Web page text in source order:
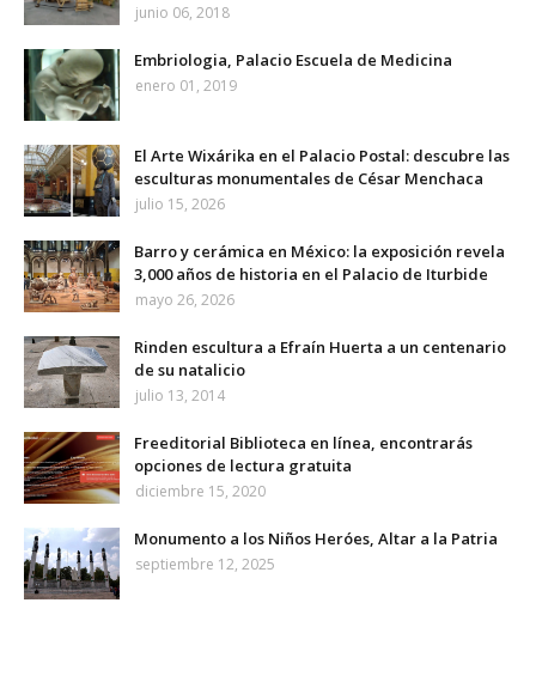
junio 06, 2018
Embriologia, Palacio Escuela de Medicina
enero 01, 2019
El Arte Wixárika en el Palacio Postal: descubre las
esculturas monumentales de César Menchaca
julio 15, 2026
Barro y cerámica en México: la exposición revela
3,000 años de historia en el Palacio de Iturbide
mayo 26, 2026
Rinden escultura a Efraín Huerta a un centenario
de su natalicio
julio 13, 2014
Freeditorial Biblioteca en línea, encontrarás
opciones de lectura gratuita
diciembre 15, 2020
Monumento a los Niños Heróes, Altar a la Patria
septiembre 12, 2025